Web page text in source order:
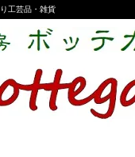
工芸品・雑貨